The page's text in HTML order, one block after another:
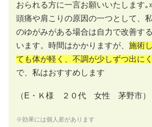
おられる方に一言お願いいたします｡
頭痛や肩こりの原因の一つとして、
のゆがみがある場合は自力で改善す
います。時間はかかりますが、 施術
ても体が軽く、不調が少しずつ出に
で、私はおすすめします
（E・Ｋ様 ２０代 女性 茅野市）
※効果には個人差があります